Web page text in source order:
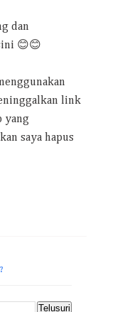
dan
😊😊
link
yang
saya hapus